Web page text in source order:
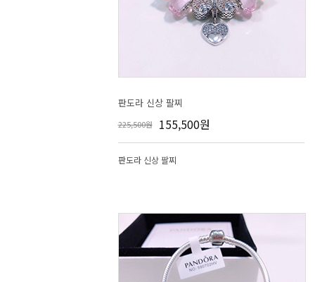
판도라 신상 팔찌
225,500원 155,500원
판도라 신상 팔찌